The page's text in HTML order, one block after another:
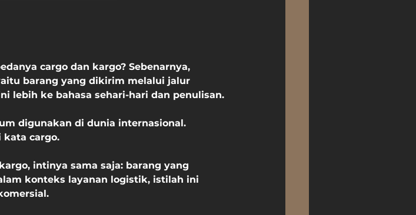
cargo dan kargo? Sebenarnya,
barang yang dikirim melalui jalur
lebih ke bahasa sehari-hari dan penulisan.
digunakan di dunia internasional.
kata cargo.
intinya sama saja: barang yang
konteks layanan logistik, istilah ini